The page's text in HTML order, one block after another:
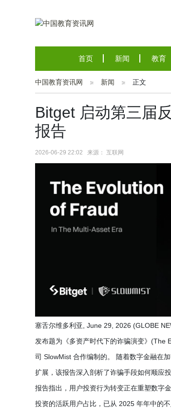
首页 新闻 教育
中国教育资讯网 新闻 正文
Bitget 启动第三届
报告
2026-06-29 22:02 来源： 互联网
塞舌尔维多利亚, June 29, 2026 (GLOBE
发布题为《多资产时代下的诈骗演变》(The
司 SlowMist 合作编制的。 随着数字金融在
扩展，该报告深入剖析了诈骗手段如何顺应
报告指出，用户投资行为转变正在重塑数字
投资的活跃用户占比，已从 2025 年年中的